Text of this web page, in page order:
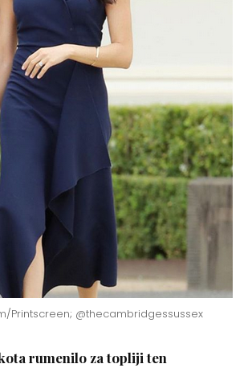
Printscreen; @thecambridgessussex
rumenilo za topliji ten